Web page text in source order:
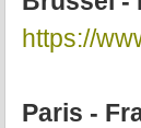
https://
Paris -